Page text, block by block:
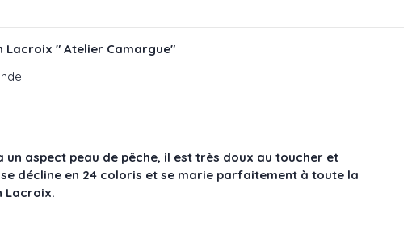
Lacroix " Atelier Camargue"
un aspect peau de pêche, il est très doux au toucher et
décline en 24 coloris et se marie parfaitement à toute la
Lacroix.